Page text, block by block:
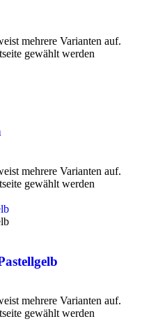
mehrere Varianten auf.
gewählt werden
mehrere Varianten auf.
gewählt werden
mehrere Varianten auf.
gewählt werden